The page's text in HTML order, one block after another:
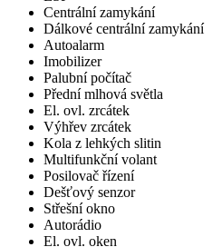
Centrální zamykání
Dálkové centrální zamykání
Autoalarm
Imobilizer
Palubní počítač
Přední mlhová světla
El. ovl. zrcátek
Výhřev zrcátek
Kola z lehkých slitin
Multifunkční volant
Posilovač řízení
Dešťový senzor
Střešní okno
Autorádio
El. ovl. oken